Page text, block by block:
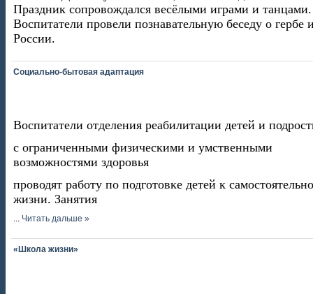
Праздник сопровождался весёлыми играми и танцами.
Воспитатели провели познавательную беседу о гербе
России.
Социально-бытовая адаптация
Воспитатели отделения реабилитации детей и
с ограниченными физическими и умственными
возможностями здоровья
проводят работу по подготовке детей к
жизни. Занятия
Читать дальше »
«Школа жизни»